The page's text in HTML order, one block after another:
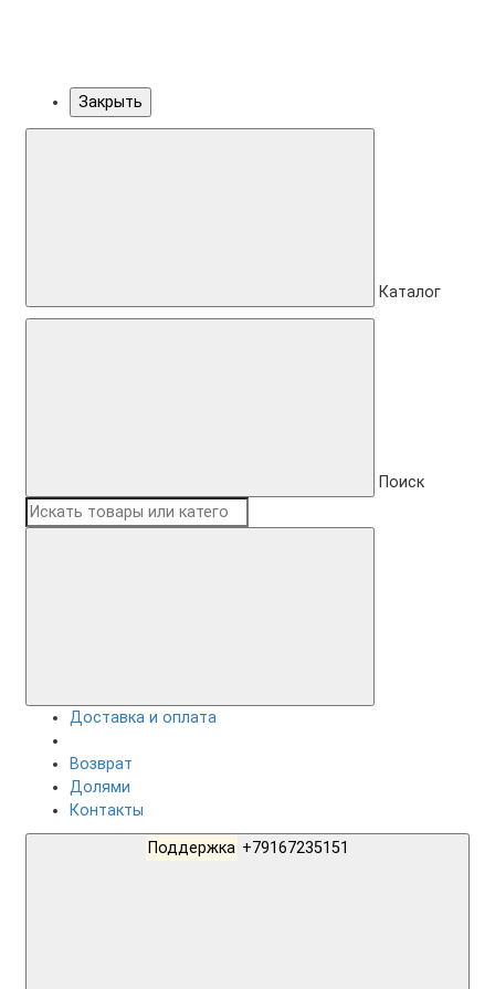
Закрыть
Каталог
Поиск
Доставка и оплата
Возврат
Долями
Контакты
Поддержка